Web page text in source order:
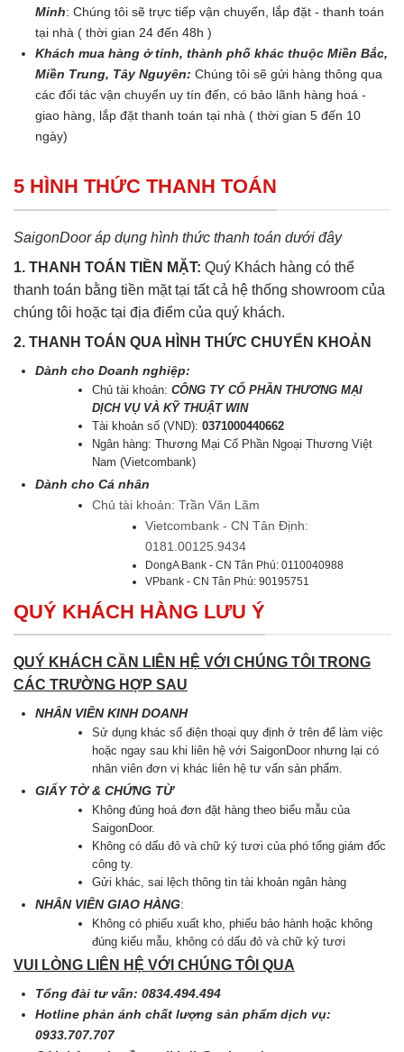
Minh: Chúng tôi sẽ trực tiếp vận chuyển, lắp đặt - thanh toán
tại nhà ( thời gian 24 đến 48h )
Khách mua hàng ở tỉnh, thành phố khác thuộc Miền Bắc,
Miền Trung, Tây Nguyên: Chúng tôi sẽ gửi hàng thông qua
các đối tác vận chuyển uy tín đến, có bảo lãnh hàng hoá -
giao hàng, lắp đặt thanh toán tại nhà ( thời gian 5 đến 10
ngày)
5 HÌNH THỨC THANH TOÁN
SaigonDoor áp dụng hình thức thanh toán dưới đây
1. THANH TOÁN TIỀN MẶT: Quý Khách hàng có thể
thanh toán bằng tiền mặt tại tất cả hệ thống showroom của
chúng tôi hoặc tại địa điểm của quý khách.
2. THANH TOÁN QUA HÌNH THỨC CHUYỂN KHOẢN
Dành cho Doanh nghiệp:
Chủ tài khoản:CÔNG TY CỔ PHẦN THƯƠNG MẠI
DỊCH VỤ VÀ KỸ THUẬT WIN
Tài khoản số (VND):0371000440662
Ngân hàng: Thương Mại Cổ Phần Ngoại Thương Việt
Nam (Vietcombank)
Dành cho Cá nhân
Chủ tài khoản: Trần Văn Lãm
Vietcombank - CN Tân Định:
0181.00125.9434
DongA Bank - CN Tân Phú: 0110040988
VPbank - CN Tân Phú: 90195751
QUÝ KHÁCH HÀNG LƯU Ý
QUÝ KHÁCH CẦN LIÊN HỆ VỚI CHÚNG TÔI TRONG
CÁC TRƯỜNG HỢP SAU
NHÂN VIÊN KINH DOANH
Sử dụng khác số điện thoại quy định ở trên để làm việc
hoặc ngay sau khi liên hệ với SaigonDoor nhưng lại có
nhân viên đơn vị khác liên hệ tư vấn sản phẩm.
GIẤY TỜ & CHỨNG TỪ
Không đúng hoá đơn đặt hàng theo biểu mẫu của
SaigonDoor.
Không có dấu đỏ và chữ ký tươi của phó tổng giám đốc
công ty.
Gửi khác, sai lệch thông tin tài khoản ngân hàng
NHÂN VIÊN GIAO HÀNG:
Không có phiếu xuất kho, phiếu bảo hành hoặc không
đúng kiểu mẫu, không có dấu đỏ và chữ kỷ tươi
VUI LÒNG LIÊN HỆ VỚI CHÚNG TÔI QUA
Tổng đài tư vấn: 0834.494.494
Hotline phản ánh chất lượng sản phẩm dịch vụ:
0933.707.707